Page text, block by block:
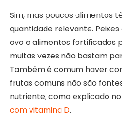
Sim, mas poucos alimentos
quantidade relevante.
ovo e alimentos fortificados
muitas vezes não bastam
Também é comum haver
frutas comuns não são
nutriente, como explicado
com vitamina D.